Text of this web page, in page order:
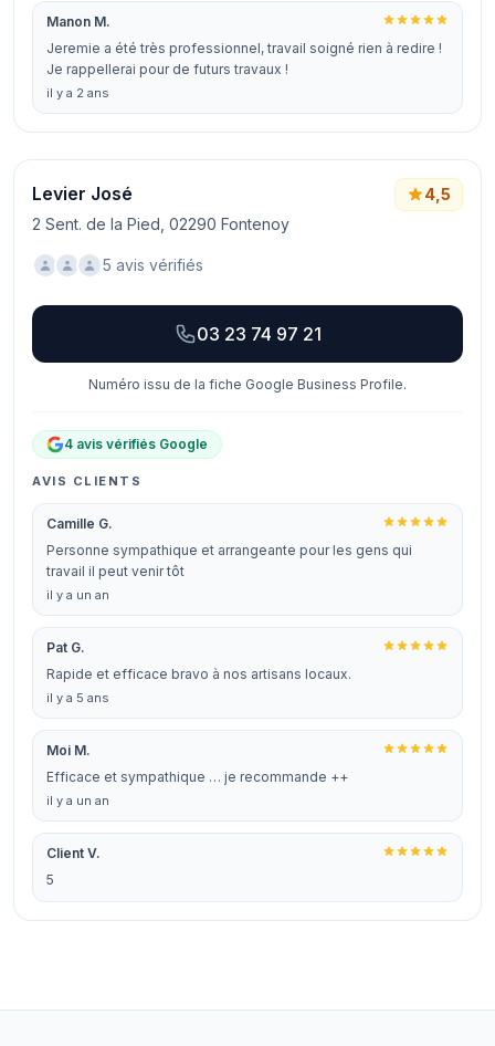
Manon M.
Jeremie a été très professionnel, travail soigné rien à redire !
Je rappellerai pour de futurs travaux !
il y a 2 ans
Levier José
2 Sent. de la Pied, 02290 Fontenoy
4,5
5 avis vérifiés
03 23 74 97 21
Numéro issu de la fiche Google Business Profile.
4 avis vérifiés Google
AVIS CLIENTS
Camille G.
Personne sympathique et arrangeante pour les gens qui
travail il peut venir tôt
il y a un an
Pat G.
Rapide et efficace bravo à nos artisans locaux.
il y a 5 ans
Moi M.
Efficace et sympathique … je recommande ++
il y a un an
Client V.
5